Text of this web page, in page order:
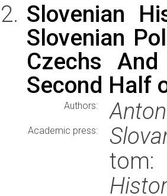
Slovenian
Slovenian
Czechs
Second Half
Authors:
Academic press:
tom: